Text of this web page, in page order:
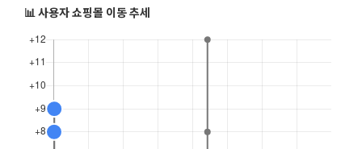
📊 사용자 쇼핑몰 이동 추세